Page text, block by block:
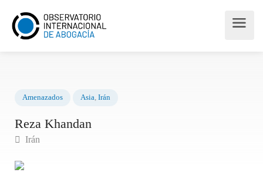
Reza Khandan